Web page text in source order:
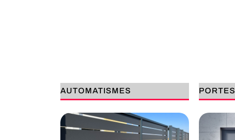
AUTOMATISMES PORTES